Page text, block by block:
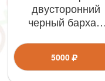
двусторонний
черный бархат/
серебро
5000